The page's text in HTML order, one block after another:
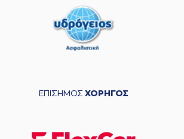
ΕΠΙΣΗΜΟΣ ΧΟΡΗΓΟΣ